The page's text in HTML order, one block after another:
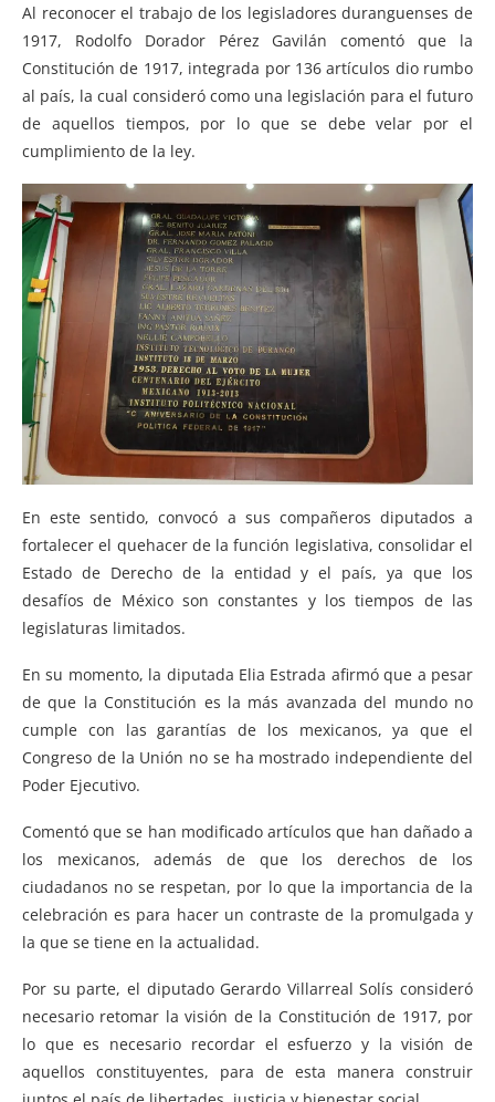
Al reconocer el trabajo de los legisladores duranguenses de
1917, Rodolfo Dorador Pérez Gavilán comentó que la
Constitución de 1917, integrada por 136 artículos dio rumbo
al país, la cual consideró como una legislación para el futuro
de aquellos tiempos, por lo que se debe velar por el
cumplimiento de la ley.
En este sentido, convocó a sus compañeros diputados a
fortalecer el quehacer de la función legislativa, consolidar el
Estado de Derecho de la entidad y el país, ya que los
desafíos de México son constantes y los tiempos de las
legislaturas limitados.
En su momento, la diputada Elia Estrada afirmó que a pesar
de que la Constitución es la más avanzada del mundo no
cumple con las garantías de los mexicanos, ya que el
Congreso de la Unión no se ha mostrado independiente del
Poder Ejecutivo.
Comentó que se han modificado artículos que han dañado a
los mexicanos, además de que los derechos de los
ciudadanos no se respetan, por lo que la importancia de la
celebración es para hacer un contraste de la promulgada y
la que se tiene en la actualidad.
Por su parte, el diputado Gerardo Villarreal Solís consideró
necesario retomar la visión de la Constitución de 1917, por
lo que es necesario recordar el esfuerzo y la visión de
aquellos constituyentes, para de esta manera construir